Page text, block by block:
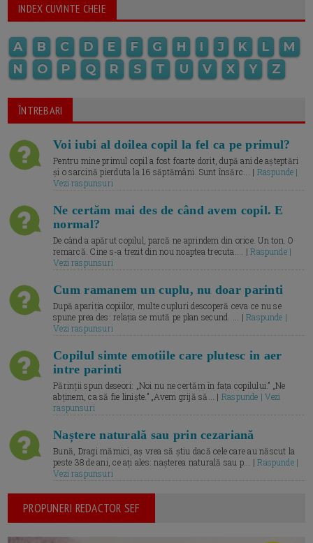
INDEX CUVINTE CHEIE
A B C D E F G H I J K L
M
N
O P Q R S T U V X Y Z
ÎNTREBARI
Voi iubi al doilea copil la fel ca pe primul?
Pentru mine primul copil a fost foarte dorit, după ani de așteptări
și o sarcină pierduta la 16 săptămâni. Sunt însărc... | Raspunde |
Vezi raspunsuri
Ne certăm mai des de când avem copil. E
normal?
De când a apărut copilul, parcă ne aprindem din orice. Un ton. O
remarcă. Cine s-a trezit din nou noaptea trecuta.... |Raspunde |
Vezi raspunsuri
Cum ramanem un cuplu, nu doar parinti
După apariția copiilor, multe cupluri descoperă ceva ce nu se
spune prea des: relația se mută pe plan secund. ... |Raspunde |
Vezi raspunsuri
Copilul simte emotiile care plutesc in aer
intre parinti
Părinții spun deseori: „Noi nu ne certăm în fața copilului.” „Ne
abținem, ca să fie liniște.” „Avem grijă să... | Raspunde | Vezi
raspunsuri
Naștere naturală sau prin cezariană
Bună, Dragi mămici, aș vrea să știu dacă cele care au născut la
peste 38 de ani, ce ați ales: nașterea naturală sau p... |Raspunde |
Vezi raspunsuri
PROPUNERI REDACTOR SEF